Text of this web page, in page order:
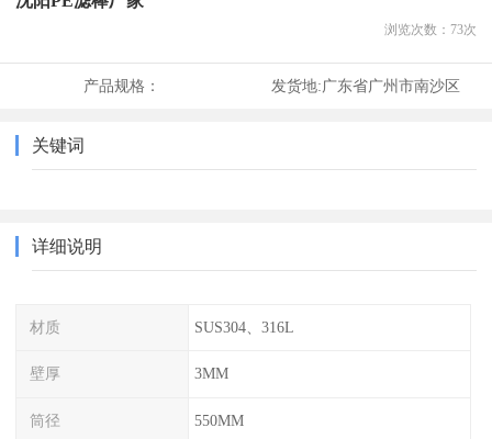
浏览次数： 73次
产品规格： 发货地:广东省广州市南沙区
关键词
详细说明
材质 SUS304、316L
壁厚 3MM
筒径 550MM